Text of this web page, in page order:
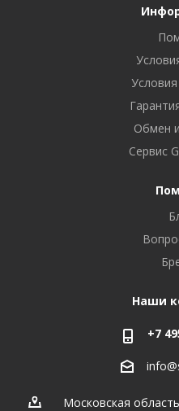
Обмен
Сервис
Наши
+7
Московская